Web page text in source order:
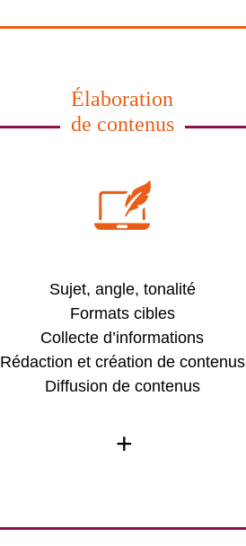
Élaboration
de contenus
Sujet, angle, tonalité
Formats cibles
Collecte d’informations
Rédaction et création de contenus
Diffusion de contenus
+